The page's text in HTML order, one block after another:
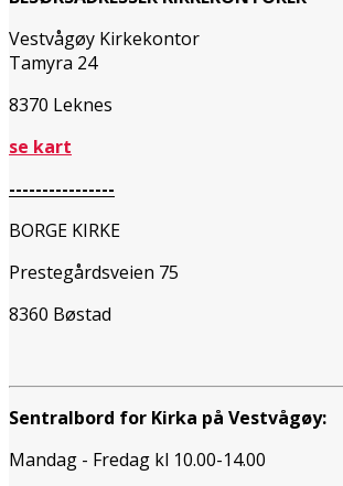
Vestvågøy Kirkekontor
Tamyra 24
8370 Leknes
se kart
----------------
BORGE KIRKE
Prestegårdsveien 75
8360 Bøstad
Sentralbord for Kirka på Vestvågøy:
Mandag - Fredag kl 10.00-14.00